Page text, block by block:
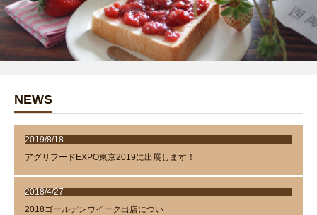
NEWS
2019/8/18
アグリフードEXPO東京2019に出展します！
2018/4/27
2018ゴールデンウイーク出店につい